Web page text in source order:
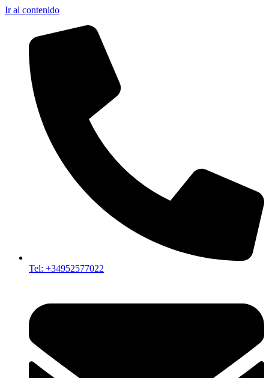
Ir al contenido
Tel: +34952577022